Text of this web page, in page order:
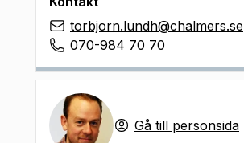
torbjorn.lundh@chalmers.se
070-984 70 70
Gå till personsida